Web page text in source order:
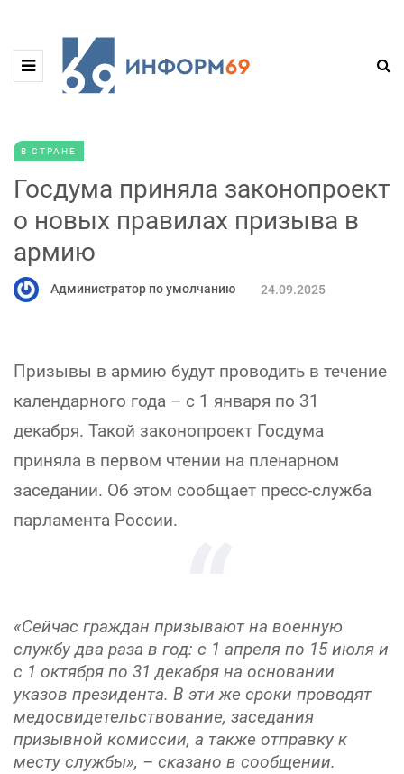
В СТРАНЕ
Госдума приняла законопроект
о новых правилах призыва в
армию
Администратор по умолчанию 24.09.2025
Призывы в армию будут проводить в течение
календарного года – с 1 января по 31
декабря. Такой законопроект Госдума
приняла в первом чтении на пленарном
заседании. Об этом сообщает пресс-служба
парламента России.
«Сейчас граждан призывают на военную
службу два раза в год: с 1 апреля по 15 июля и
с 1 октября по 31 декабря на основании
указов президента. В эти же сроки проводят
медосвидетельствование, заседания
призывной комиссии, а также отправку к
месту службы», – сказано в сообщении.